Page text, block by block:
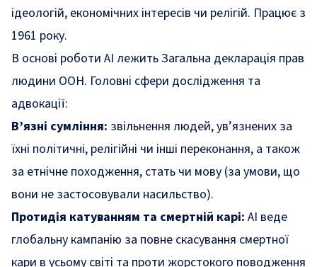
ідеологій, економічних інтересів чи релігій. Працює з
1961 року.
В основі роботи AI лежить Загальна декларація прав
людини ООН. Головні сфери дослідження та
адвокації:
В’язні сумління: звільнення людей, ув’язнених за
їхні політичні, релігійні чи інші переконання, а також
за етнічне походження, стать чи мову (за умови, що
вони не застосовували насильство).
Протидія катуванням та смертній карі: AI веде
глобальну кампанію за повне скасування смертної
кари в усьому світі та проти жорстокого поводження